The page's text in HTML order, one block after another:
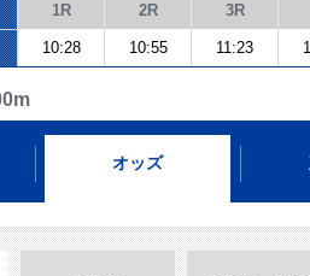
1R 2R 3R
10:28 10:55 11:23
オッズ